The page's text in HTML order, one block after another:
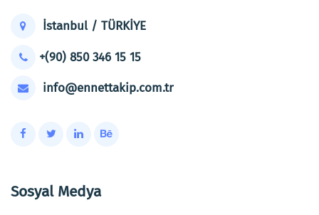
İstanbul / TÜRKİYE
+(90) 850 346 15 15
info@ennettakip.com.tr
Sosyal Medya